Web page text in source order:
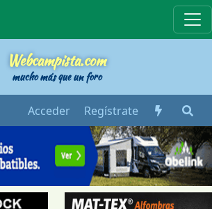
Webcampista.com
mucho más que un foro
Acceder Regístrate